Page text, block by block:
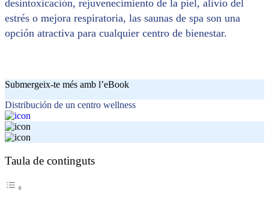
desintoxicación, rejuvenecimiento de la piel, alivio del
estrés o mejora respiratoria, las saunas de spa son una
opción atractiva para cualquier centro de bienestar.
Submergeix-te més amb l’eBook
Distribución de un centro wellness
Taula de continguts